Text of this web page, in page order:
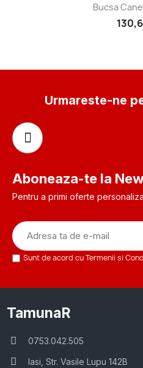
Bucsa
Urmareste-ne
Aboneaza-te la
Pentru a primi oferte
Sunt de acord cu Termenii si
TamunaR
0753.042.505
Iasi, Str. Vasile Lupu 142B